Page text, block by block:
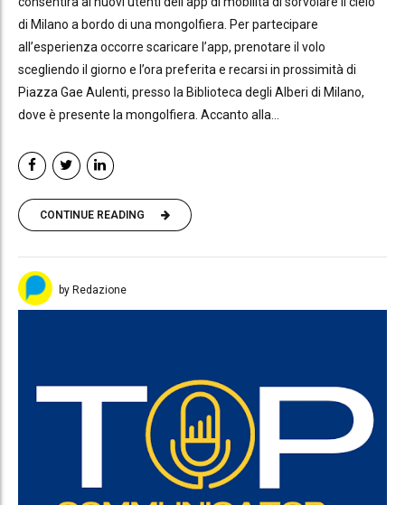
di Milano a bordo di una mongolfiera. Per partecipare
all’esperienza occorre scaricare l’app, prenotare il volo
scegliendo il giorno e l’ora preferita e recarsi in prossimità di
Piazza Gae Aulenti, presso la Biblioteca degli Alberi di Milano,
dove è presente la mongolfiera. Accanto alla...
CONTINUE READING
by Redazione